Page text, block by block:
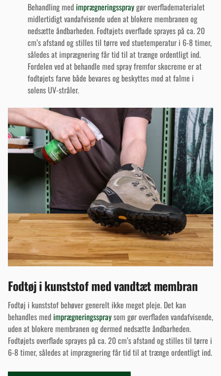
Behandling med imprægneringsspraygør overfladematerialet
midlertidigt vandafvisende uden at blokere membranen og
nedsætte åndbarheden. Fodtøjets overflade sprayes på ca. 20
cm’s afstand og stilles til tørre ved stuetemperatur i 6-8 timer,
således at imprægnering får tid til at trænge ordentligt ind.
Fordelen ved at behandle med spray fremfor skocreme er at
fodtøjets farve både bevares og beskyttes mod at falme i
solens UV-stråler.
Fodtøj i kunststof med vandtæt membran
Fodtøj i kunststof behøver generelt ikke meget pleje. Det kan
behandles med imprægneringsspraysom gør overfladen vandafvisende,
uden at blokere membranen og dermed nedsætte åndbarheden.
Fodtøjets overflade sprayes på ca. 20 cm’s afstand og stilles til tørre i
6-8 timer, således at imprægnering får tid til at trænge ordentligt ind.